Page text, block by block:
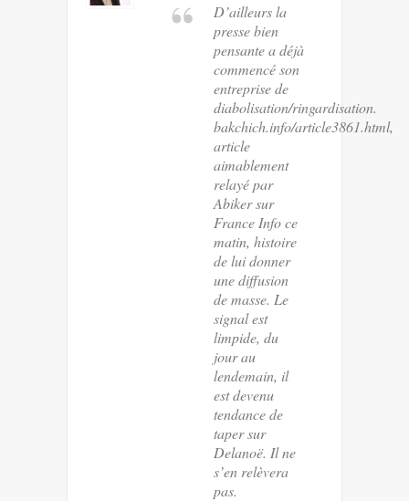
D’ailleurs la
presse bien
pensante a déjà
commencé son
entreprise de
diabolisation/ringardisation.
bakchich.info/article3861.html,
article
aimablement
relayé par
Abiker sur
France Info ce
matin, histoire
de lui donner
une diffusion
de masse. Le
signal est
limpide, du
jour au
lendemain, il
est devenu
tendance de
taper sur
Delanoë. Il ne
s’en relèvera
pas.